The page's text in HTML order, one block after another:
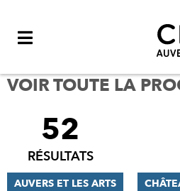
VOIR TOUTE LA
FILTRER
RÉSULTATS
52
RÉSULTATS
AUVERS ET LES ARTS